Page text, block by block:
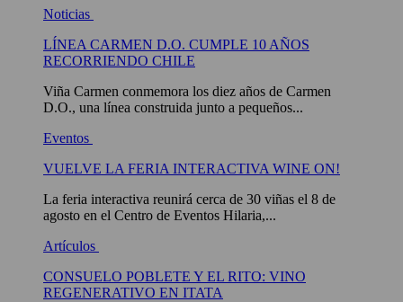
Noticias
LÍNEA CARMEN D.O. CUMPLE 10 AÑOS
RECORRIENDO CHILE
Viña Carmen conmemora los diez años de Carmen
D.O., una línea construida junto a pequeños...
Eventos
VUELVE LA FERIA INTERACTIVA WINE ON!
La feria interactiva reunirá cerca de 30 viñas el 8 de
agosto en el Centro de Eventos Hilaria,...
Artículos
CONSUELO POBLETE Y EL RITO: VINO
REGENERATIVO EN ITATA